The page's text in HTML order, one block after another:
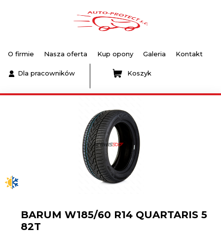
O firmie Nasza oferta Kup opony Galeria Kontakt
Dla pracowników Koszyk
BARUM W185/60 R14 QUARTARIS 5
82T